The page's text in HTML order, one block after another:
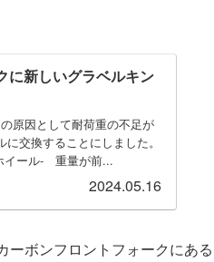
に新しいグラベルキン
原因として耐荷重の不足が
交換することにしました。
イール- 重量が前...
2024.05.16
ーボンフロントフォークにある